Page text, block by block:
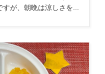
が、朝晩は涼しさを...